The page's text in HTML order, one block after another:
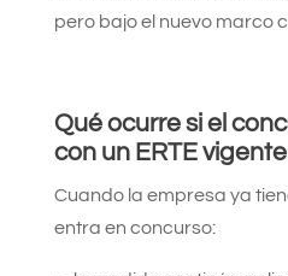
pero bajo el nuevo marco
Qué ocurre si el
con un ERTE vigente
Cuando la empresa ya
entra en concurso: